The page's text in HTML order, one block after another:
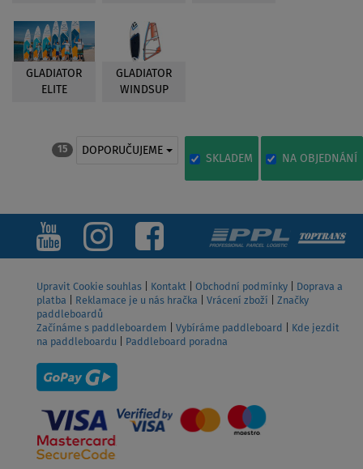
GLADIATOR
ELITE
GLADIATOR
WINDSUP
15 DOPORUČUJEME
SKLADEM NA OBJEDNÁNÍ
Upravit Cookie souhlas Kontakt Obchodní podmínky
Doprava a
platba
Reklamace je u nás hračka Vrácení zboží
Značky
paddleboardů
Začínáme s paddleboardem
Vybíráme paddleboard
Kde jezdit
na paddleboardu
Paddleboard poradna